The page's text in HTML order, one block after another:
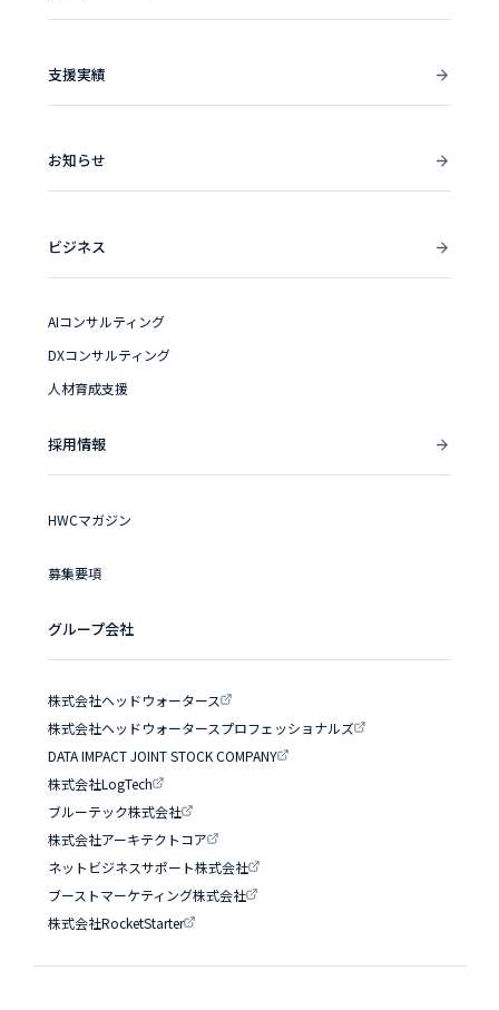
支援実績
お知らせ
ビジネス
AIコンサルティング
DXコンサルティング
人材育成支援
採用情報
HWCマガジン
募集要項
グループ会社
株式会社ヘッドウォータース
株式会社ヘッドウォータースプロフェッショナルズ
DATA IMPACT JOINT STOCK COMPANY
株式会社LogTech
ブルーテック株式会社
株式会社アーキテクトコア
ネットビジネスサポート株式会社
ブーストマーケティング株式会社
株式会社RocketStarter